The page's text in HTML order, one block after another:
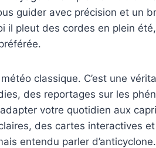
guider avec précision et un
il pleut des cordes en plein
classique. C’est une
des reportages sur les
votre quotidien aux
des cartes interactives
entendu parler